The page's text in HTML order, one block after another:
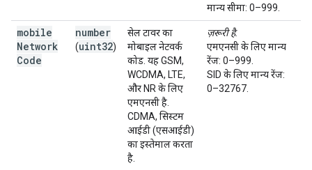
मान्य सीमा: 0–999.
mobile
Network
Code
number
(uint32)
सेल टावर का
मोबाइल नेटवर्क
कोड. यह GSM,
WCDMA, LTE,
और NR के लिए
एमएनसी है.
CDMA, सिस्टम
आईडी (एसआईडी)
का इस्तेमाल करता
है.
ज़रूरी है.
एमएनसी के लिए मान्य
रेंज: 0–999.
SID के लिए मान्य रेंज:
0–32767.